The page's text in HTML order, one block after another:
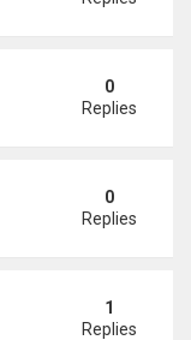
400 triệu đồng/
0
Replies
- Tạ Đình Phong
0
Replies
đột quỵ. 1
Replies